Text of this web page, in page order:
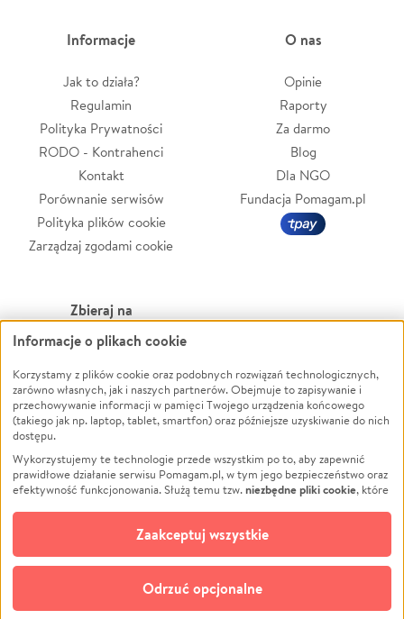
Informacje
Jak to działa?
Regulamin
Polityka Prywatności
RODO - Kontrahenci
Kontakt
Porównanie serwisów
Polityka plików cookie
Zarządzaj zgodami cookie
O nas
Opinie
Raporty
Za darmo
Blog
Dla NGO
Fundacja Pomagam.pl
Zbieraj na
Leczenie
Zwierzęta
Pożar
Ukraina
Pomoc Finansowa
Projekty
Pogrzeb
Społeczność lokalna
Kultura
Powódź
Wichura
NGO
Edukacja
Podróż
Impreza
Ochrona środowiska
Biznes
Informacje o plikach cookie
Korzystamy z plików cookie oraz podobnych rozwiązań technologicznych,
zarówno własnych, jak i naszych partnerów. Obejmuje to zapisywanie i
przechowywanie informacji w pamięci Twojego urządzenia końcowego
(takiego jak np. laptop, tablet, smartfon) oraz późniejsze uzyskiwanie do nich
dostępu.
Wykorzystujemy te technologie przede wszystkim po to, aby zapewnić
prawidłowe działanie serwisu Pomagam.pl, w tym jego bezpieczeństwo oraz
efektywność funkcjonowania. Służą temu tzw.niezbędne pliki cookie, które
opcjonalnych plików cookie
technologii do celów analitycznych i retargetingowych. Możesz wyrazić
zgodę na ich stosowanie lub jej odmówić. W dowolnym momencie masz
możliwość zmiany swoich preferencji na stronie „Zarządzaj zgodami cookie”,
do której link znajdziesz w stopce serwisu Pomagam.pl. Opcjonalne pliki
cookie wykorzystywane są w następujących celach:
Odrzuć opcjonalne
Zaakceptuj wszystkie